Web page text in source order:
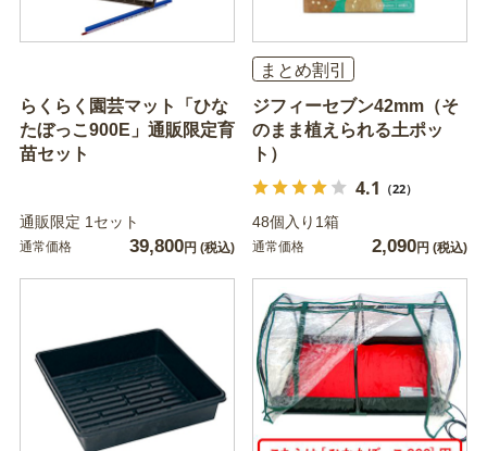
らくらく園芸マット「ひな
たぼっこ900E」通販限定育
苗セット
通販限定 1セット
通常価格 39,800円 (税込)
まとめ割引
ジフィーセブン42mm（そ
のまま植えられる土ポッ
ト）
4.1 （22）
48個入り1箱
通常価格 2,090円 (税込)